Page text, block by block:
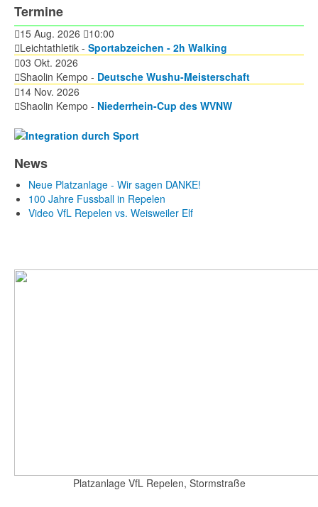
Termine
15 Aug. 2026
10:00
Leichtathletik - Sportabzeichen - 2h Walking
03 Okt. 2026
Shaolin Kempo - Deutsche Wushu-Meisterschaft
14 Nov. 2026
Shaolin Kempo - Niederrhein-Cup des WVNW
News
Neue Platzanlage - Wir sagen DANKE!
100 Jahre Fussball in Repelen
Video VfL Repelen vs. Weisweiler Elf
Platzanlage VfL Repelen, Stormstraße